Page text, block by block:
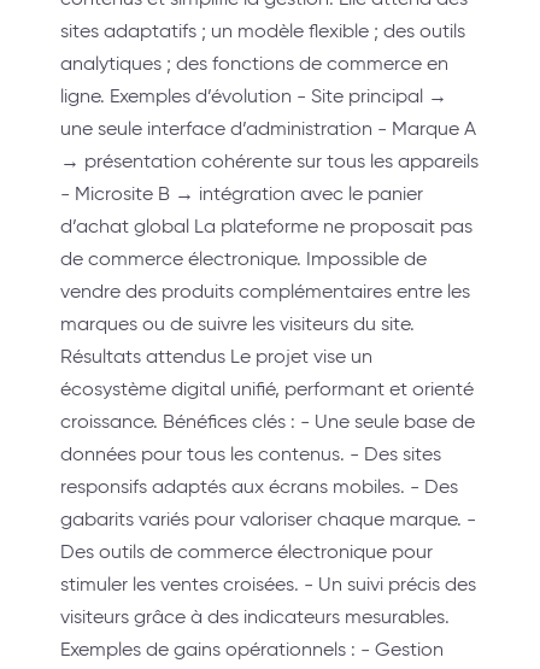
sites adaptatifs ; un modèle flexible ; des outils
analytiques ; des fonctions de commerce en
ligne. Exemples d’évolution - Site principal →
une seule interface d’administration - Marque A
→ présentation cohérente sur tous les appareils
- Microsite B → intégration avec le panier
d’achat global La plateforme ne proposait pas
de commerce électronique. Impossible de
vendre des produits complémentaires entre les
marques ou de suivre les visiteurs du site.
Résultats attendus Le projet vise un
écosystème digital unifié, performant et orienté
croissance. Bénéfices clés : - Une seule base de
données pour tous les contenus. - Des sites
responsifs adaptés aux écrans mobiles. - Des
gabarits variés pour valoriser chaque marque. -
Des outils de commerce électronique pour
stimuler les ventes croisées. - Un suivi précis des
visiteurs grâce à des indicateurs mesurables.
Exemples de gains opérationnels : - Gestion